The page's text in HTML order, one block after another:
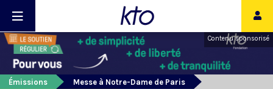
Contenu sponsorisé
Émissions
Messe à Notre-Dame de Paris